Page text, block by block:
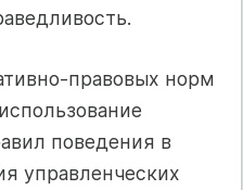
правовых норм
поведения в
управленческих